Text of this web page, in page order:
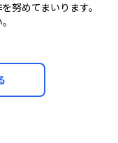
努めてまいります。